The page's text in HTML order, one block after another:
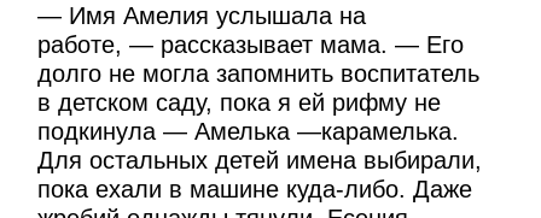
— Имя Амелия услышала на
работе, — рассказывает мама. — Его
долго не могла запомнить воспитатель
в детском саду, пока я ей рифму не
подкинула — Амелька —карамелька.
Для остальных детей имена выбирали,
пока ехали в машине куда-либо. Даже